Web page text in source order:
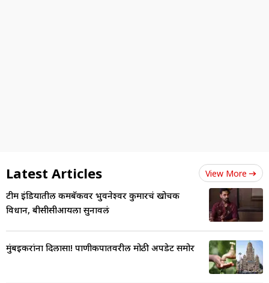
Latest Articles View More
टीम इंडियातील कमबॅकवर भुवनेश्वर कुमारचं खोचक
विधान, बीसीसीआयला सुनावलं
मुंबईकरांना दिलासा! पाणीकपातवरील मोठी अपडेट समोर